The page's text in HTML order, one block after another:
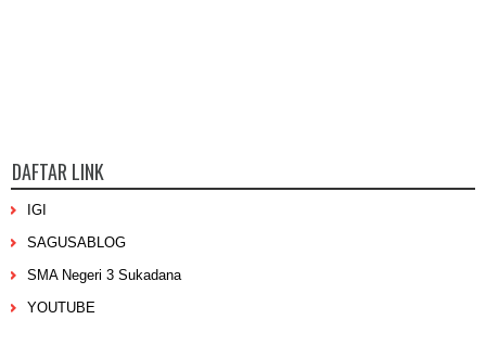
DAFTAR LINK
IGI
SAGUSABLOG
SMA Negeri 3 Sukadana
YOUTUBE